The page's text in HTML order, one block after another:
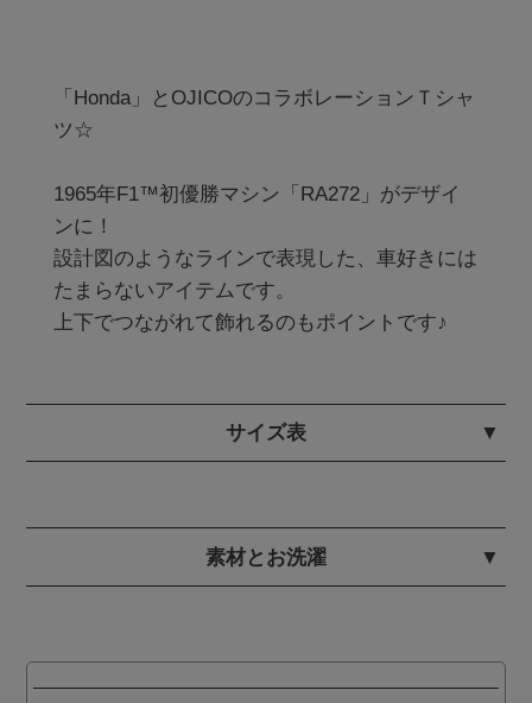
「Honda」とOJICOのコラボレーションＴシャ
ツ☆
1965年F1™初優勝マシン「RA272」がデザイ
ンに！
設計図のようなラインで表現した、車好きには
たまらないアイテムです。
上下でつながれて飾れるのもポイントです♪
サイズ表
素材とお洗濯